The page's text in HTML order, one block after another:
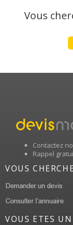
Vous
Contactez
Rappel
VOUS
VOUS ETES UN